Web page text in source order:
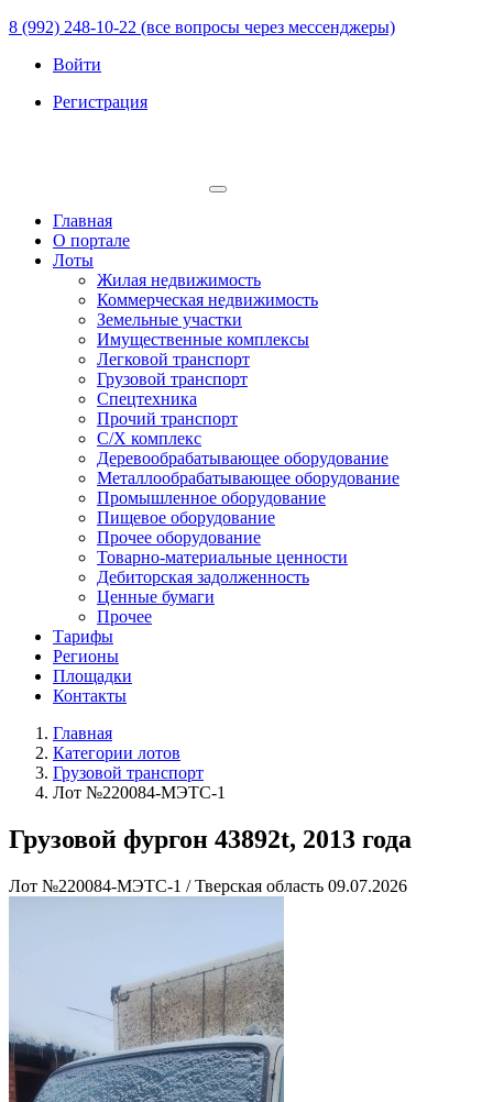
8 (992) 248-10-22 (все вопросы через мессенджеры)
Войти
Регистрация
Главная
О портале
Лоты
Жилая недвижимость
Коммерческая недвижимость
Земельные участки
Имущественные комплексы
Легковой транспорт
Грузовой транспорт
Спецтехника
Прочий транспорт
С/Х комплекс
Деревообрабатывающее оборудование
Металлообрабатывающее оборудование
Промышленное оборудование
Пищевое оборудование
Прочее оборудование
Товарно-материальные ценности
Дебиторская задолженность
Ценные бумаги
Прочее
Тарифы
Регионы
Площадки
Контакты
Главная
Категории лотов
Грузовой транспорт
Лот №220084-МЭТС-1
Грузовой фургон 43892t, 2013 года
Лот №220084-МЭТС-1 / Тверская область 09.07.2026